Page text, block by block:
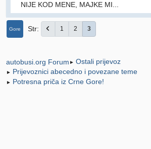
NIJE KOD MENE, MAJKE MI...
Gore Str 1 2 3
autobusi.org Forum ► Ostali prijevoz
► Prijevoznici abecedno i povezane teme
► Potresna priča iz Crne Gore!